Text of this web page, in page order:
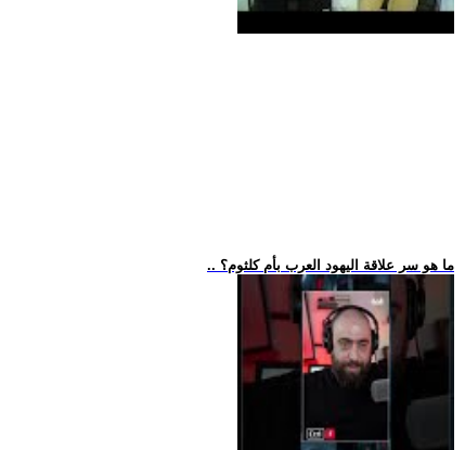
.. ما هو سر علاقة اليهود العرب بأم كلثوم؟